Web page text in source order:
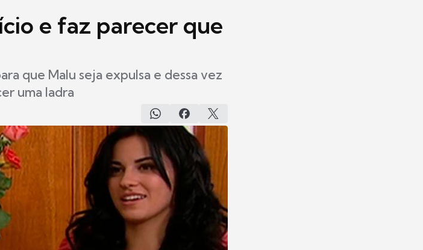
e faz parecer que
que Malu seja expulsa e dessa vez
uma ladra